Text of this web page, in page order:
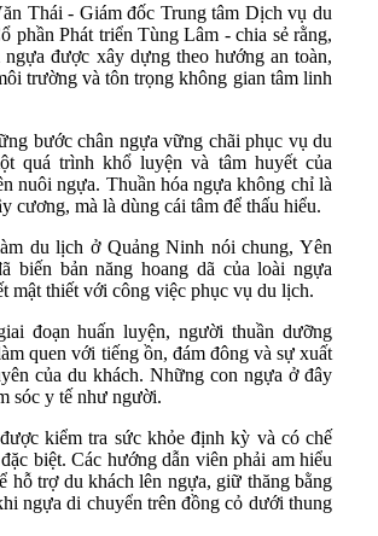
Thái - Giám đốc Trung tâm Dịch vụ du
phần Phát triển Tùng Lâm - chia sẻ rằng,
được xây dựng theo hướng an toàn,
trường và tôn trọng không gian tâm linh
bước chân ngựa vững chãi phục vụ du
quá trình khổ luyện và tâm huyết của
nuôi ngựa. Thuần hóa ngựa không chỉ là
cương, mà là dùng cái tâm để thấu hiểu.
du lịch ở Quảng Ninh nói chung, Yên
biến bản năng hoang dã của loài ngựa
mật thiết với công việc phục vụ du lịch.
đoạn huấn luyện, người thuần dưỡng
quen với tiếng ồn, đám đông và sự xuất
của du khách. Những con ngựa ở đây
sóc y tế như người.
kiểm tra sức khỏe định kỳ và có chế
biệt. Các hướng dẫn viên phải am hiểu
hỗ trợ du khách lên ngựa, giữ thăng bằng
ngựa di chuyển trên đồng cỏ dưới thung